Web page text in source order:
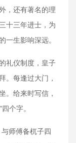
，还有著名的理
十三年进士，为
一生影响深远。
礼仪制度，皇子
。每逢过大门，
。给来时写信，
个字。
师傅备杌子四